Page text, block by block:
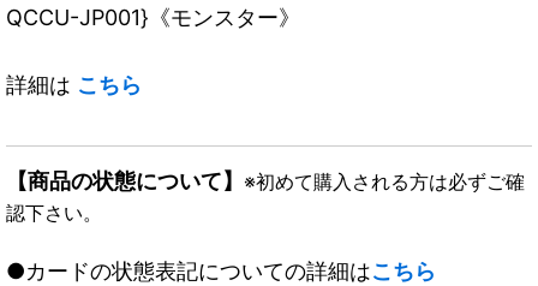
QCCU-JP001}《モンスター》
詳細は こちら
【商品の状態について】 ※初めて購入される方は必ずご確
認下さい。
●カードの状態表記についての詳細はこちら